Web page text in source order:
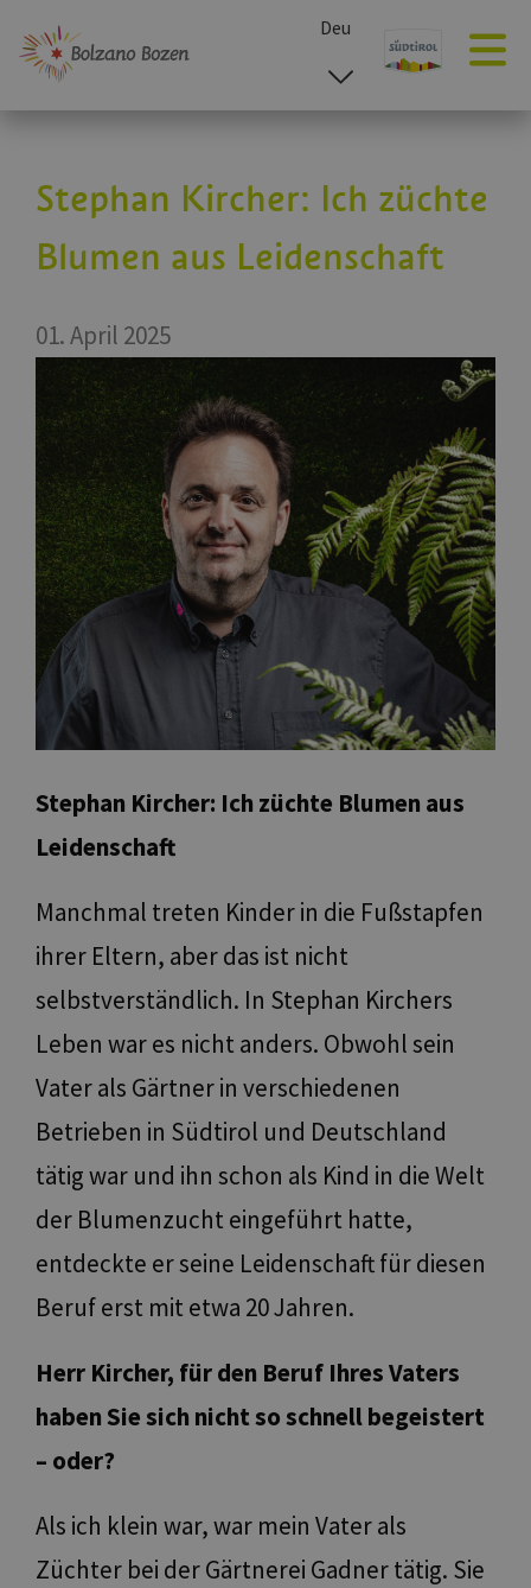
Deu
esp
ita
Stephan Kircher: Ich züchte
Blumen aus Leidenschaft
01. April 2025
Stephan Kircher: Ich züchte Blumen aus
Leidenschaft
Manchmal treten Kinder in die Fußstapfen
ihrer Eltern, aber das ist nicht
selbstverständlich. In Stephan Kirchers
Leben war es nicht anders. Obwohl sein
Vater als Gärtner in verschiedenen
Betrieben in Südtirol und Deutschland
tätig war und ihn schon als Kind in die Welt
der Blumenzucht eingeführt hatte,
entdeckte er seine Leidenschaft für diesen
Beruf erst mit etwa 20 Jahren.
Herr Kircher, für den Beruf Ihres Vaters
haben Sie sich nicht so schnell begeistert
– oder?
Als ich klein war, war mein Vater als
Züchter bei der Gärtnerei Gadner tätig. Sie